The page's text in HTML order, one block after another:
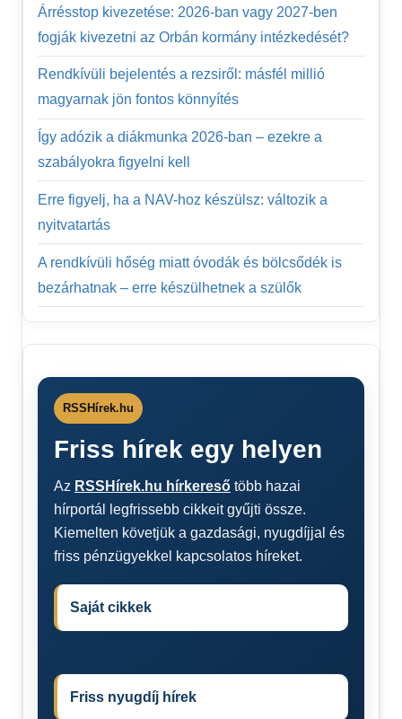
Árrésstop kivezetése: 2026-ban vagy 2027-ben
fogják kivezetni az Orbán kormány intézkedését?
Rendkívüli bejelentés a rezsiről: másfél millió
magyarnak jön fontos könnyítés
Így adózik a diákmunka 2026-ban – ezekre a
szabályokra figyelni kell
Erre figyelj, ha a NAV-hoz készülsz: változik a
nyitvatartás
A rendkívüli hőség miatt óvodák és bölcsődék is
bezárhatnak – erre készülhetnek a szülők
RSSHírek.hu
Friss hírek egy helyen
Az RSSHírek.hu hírkereső több hazai
hírportál legfrissebb cikkeit gyűjti össze.
Kiemelten követjük a gazdasági, nyugdíjjal és
friss pénzügyekkel kapcsolatos híreket.
Saját cikkek
Friss nyugdíj hírek